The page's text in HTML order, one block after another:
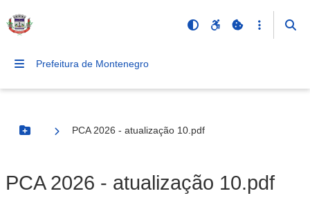
Prefeitura de Montenegro
Botão Menu
PCA 2026 - atualização 10.pdf
PCA 2026 - atualização 10.pdf